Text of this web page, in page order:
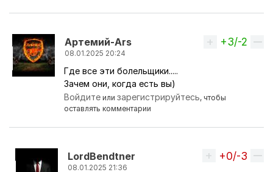
Артемий-Ars
08.01.2025 20:24
Ответ на комментарий пользователя
Вверх
+3/-2
Где все эти болельщики.....
Зачем они, когда есть вы)
Войдите илизарегистрируйтесь, чтобы
оставлять комментарии
LordBendtner
08.01.2025 21:36
Вверх
+0/-3